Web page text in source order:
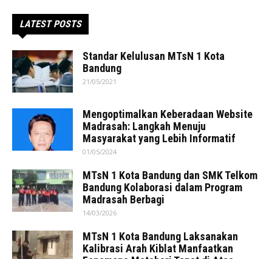
LATEST POSTS
Standar Kelulusan MTsN 1 Kota
Bandung
21/05/2021
Mengoptimalkan Keberadaan Website
Madrasah: Langkah Menuju
Masyarakat yang Lebih Informatif
01/05/2024
MTsN 1 Kota Bandung dan SMK Telkom
Bandung Kolaborasi dalam Program
Madrasah Berbagi
14/03/2026
MTsN 1 Kota Bandung Laksanakan
Kalibrasi Arah Kiblat Manfaatkan